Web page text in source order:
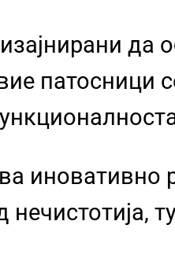
да
патосници
иновативно
нечистотија,